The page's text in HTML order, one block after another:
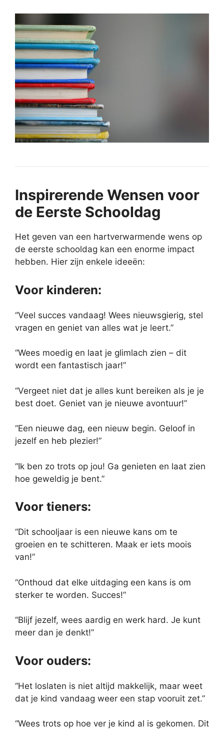
Inspirerende Wensen voor
de Eerste Schooldag
Het geven van een hartverwarmende wens op
de eerste schooldag kan een enorme impact
hebben. Hier zijn enkele ideeën:
Voor kinderen:
“Veel succes vandaag! Wees nieuwsgierig, stel
vragen en geniet van alles wat je leert.”
“Wees moedig en laat je glimlach zien – dit
wordt een fantastisch jaar!”
“Vergeet niet dat je alles kunt bereiken als je je
best doet. Geniet van je nieuwe avontuur!”
“Een nieuwe dag, een nieuw begin. Geloof in
jezelf en heb plezier!”
“Ik ben zo trots op jou! Ga genieten en laat zien
hoe geweldig je bent.”
Voor tieners:
“Dit schooljaar is een nieuwe kans om te
groeien en te schitteren. Maak er iets moois
van!”
“Onthoud dat elke uitdaging een kans is om
sterker te worden. Succes!”
“Blijf jezelf, wees aardig en werk hard. Je kunt
meer dan je denkt!”
Voor ouders:
“Het loslaten is niet altijd makkelijk, maar weet
dat je kind vandaag weer een stap vooruit zet.”
“Wees trots op hoe ver je kind al is gekomen. Dit